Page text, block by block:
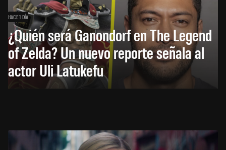
HACE 1 DÍA
¿Quién será Ganondorf en The Legend
of Zelda? Un nuevo reporte señala al
actor Uli Latukefu